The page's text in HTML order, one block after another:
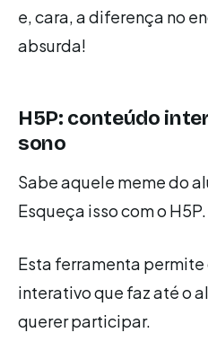
e, cara, a diferença no
absurda!
H5P: conteúdo
sono
Sabe aquele meme do
Esqueça isso com o H5P.
Esta ferramenta
interativo que faz até o
querer participar.